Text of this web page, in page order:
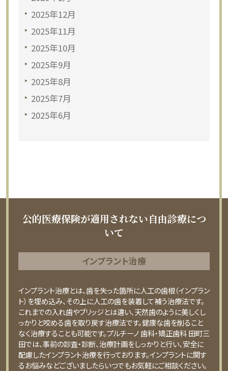
2025年12月
2025年11月
2025年10月
2025年9月
2025年8月
2025年7月
2025年6月
公的医療保険が適用されない自由診療につ
いて
インプラント治療
インプラント治療とは、歯を失った箇所に人工の歯根（インプラン
ト）を埋め込み、その上に人工の歯を装着して補う治療法です。
これまでの入れ歯やブリッジとは違い、天然歯のように美しくし
っかりと咬める歯を取り戻す治療法です。健康な歯を削ること
なく治療することも可能です。プルチーノ 歯科・矯正歯科 田町三
田では、事前の診査・診断、治療計画をしっかりと行い、安全に
配慮したインプラント治療を行っております。インプラントに関す
るお悩みなどございましたらいつでもお気軽にご相談ください。